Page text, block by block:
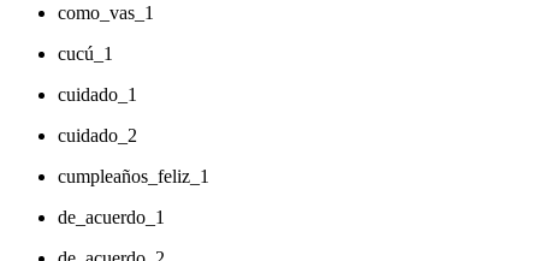
como_vas_1
cucú_1
cuidado_1
cuidado_2
cumpleaños_feliz_1
de_acuerdo_1